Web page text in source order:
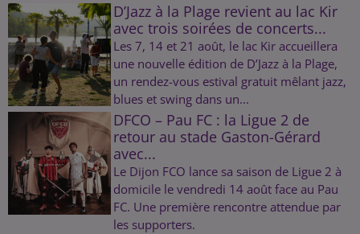
D’Jazz à la Plage revient au lac Kir
avec trois soirées de concerts...
Les 7, 14 et 21 août, le lac Kir accueillera
une nouvelle édition de D’Jazz à la Plage,
un rendez-vous estival gratuit mêlant jazz,
blues et swing dans un...
DFCO – Pau FC : la Ligue 2 de
retour au stade Gaston-Gérard
avec...
Le Dijon FCO lance sa saison de Ligue 2 à
domicile le vendredi 14 août face au Pau
FC. Une première rencontre attendue par
les supporters.